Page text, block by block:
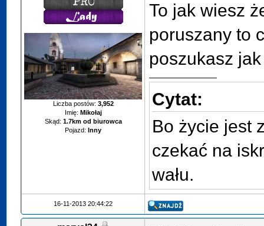
Liczba postów: 3,952
Imię: Mikołaj
Skąd: 1.7km od biurowca
Pojazd: Inny
To jak wiesz
poruszany to
poszukasz
Cytat:
Bo życie jest
czekać na
wału.
16-11-2013 20:44:22